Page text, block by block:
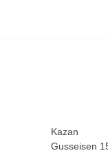
Kazan
Gusseisen